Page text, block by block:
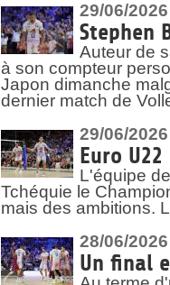
29/06/2026
Stephen
Auteur de
à son compteur
Japon dimanche
dernier match de
29/06/2026
Euro
L'équipe
Tchéquie le
mais des ambitions.
28/06/2026
Un final